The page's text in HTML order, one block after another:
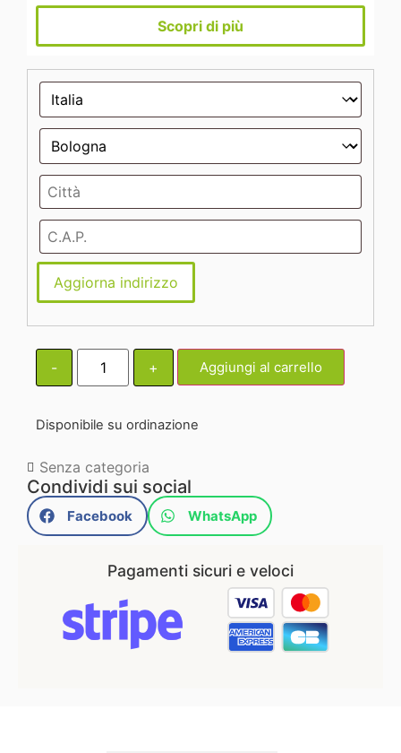
Scopri di più
Aggiorna indirizzo
- + Aggiungi al carrello
Disponibile su ordinazione
Senza categoria
Condividi sui social
Facebook WhatsApp
Pagamenti sicuri e veloci